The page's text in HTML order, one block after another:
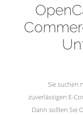
Sie suchen
zuverlässigen E-
Dann sollten Sie